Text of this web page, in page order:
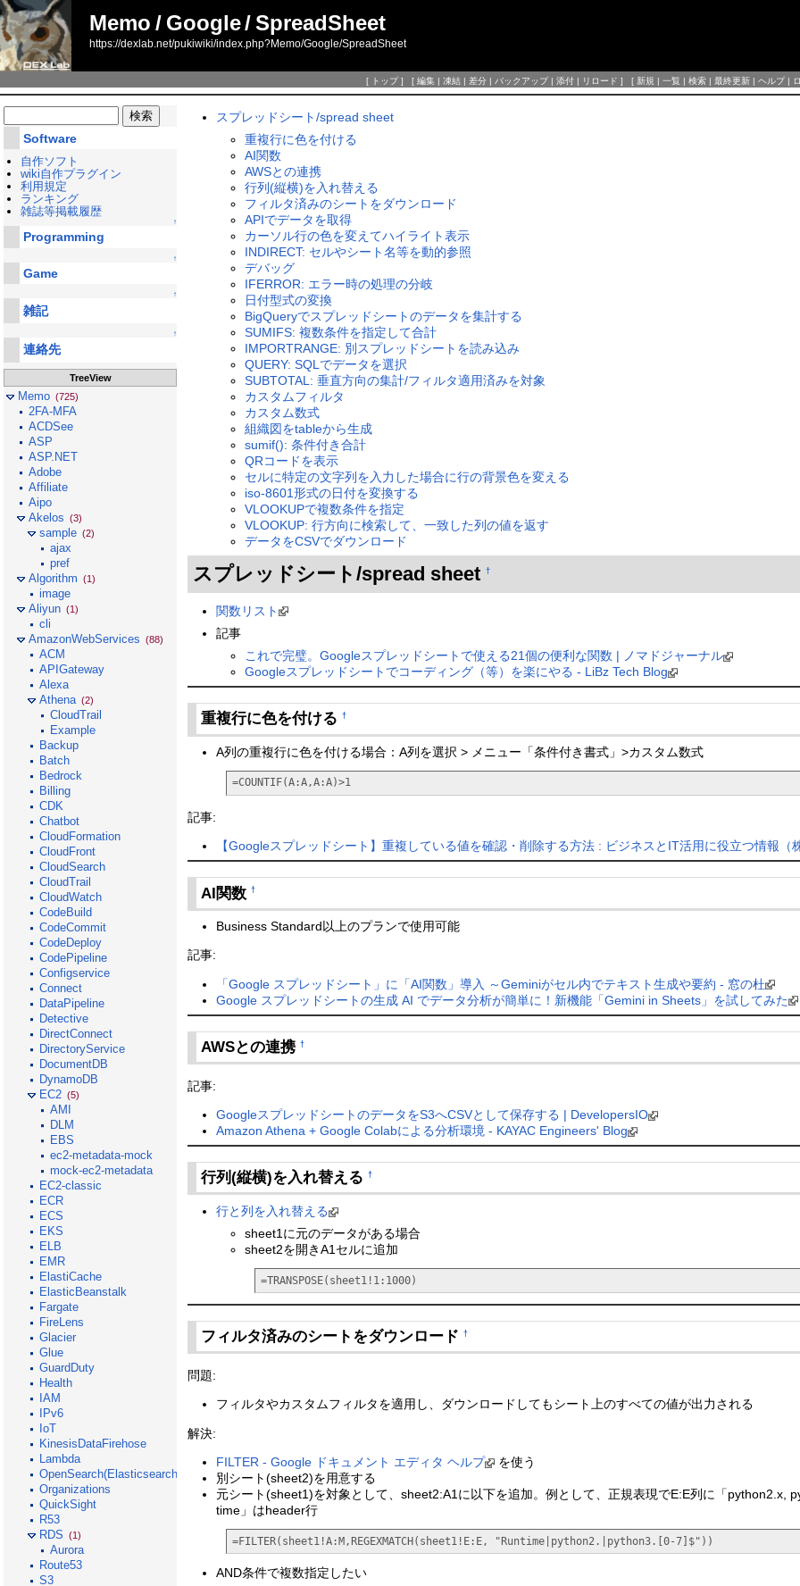
Memo / Google/SpreadSheet
https://dexlab.net/pukiwiki/index.php?Memo/Google/SpreadSheet
[ トップ] [ 編集 | 凍結 | 差分 | バックアップ| 添付 | リロード ] [ 新規 | 一覧 | 検索 | 最終更新 | ヘルプ|
スプレッドシート/spread sheet
重複行に色を付ける
AI関数
AWSとの連携
行列(縦横)を入れ替える
フィルタ済みのシートをダウンロード
APIでデータを取得
カーソル行の色を変えてハイライト表示
INDIRECT: セルやシート名等を動的参照
デバッグ
IFERROR: エラー時の処理の分岐
日付型式の変換
BigQueryでスプレッドシートのデータを集計する
SUMIFS: 複数条件を指定して合計
IMPORTRANGE: 別スプレッドシートを読み込み
QUERY: SQLでデータを選択
SUBTOTAL: 垂直方向の集計/フィルタ適用済みを対象
カスタムフィルタ
カスタム数式
組織図をtableから生成
sumif(): 条件付き合計
QRコードを表示
セルに特定の文字列を入力した場合に行の背景色を変える
iso-8601形式の日付を変換する
VLOOKUPで複数条件を指定
VLOOKUP: 行方向に検索して、一致した列の値を返す
データをCSVでダウンロード
スプレッドシート/spread sheet†
関数リスト
記事
これで完璧。Googleスプレッドシートで使える21個の便利な関数 | ノマドジャーナル
Googleスプレッドシートでコーディング（等）を楽にやる - LiBz Tech Blog
重複行に色を付ける †
A列の重複行に色を付ける場合：A列を選択 > メニュー「条件付き書式」>カスタム数式
=COUNTIF(A:A,A:A)>1
記事:
【Googleスプレッドシート】重複している値を確認・削除する方法 : ビジネスとIT活用に役立つ情報（
AI関数 †
Business Standard以上のプランで使用可能
記事:
「Google スプレッドシート」に「AI関数」導入 ～Geminiがセル内でテキスト生成や要約 - 窓の杜
Google スプレッドシートの生成 AI でデータ分析が簡単に！新機能「Gemini in Sheets」を試してみた
AWSとの連携 †
記事:
GoogleスプレッドシートのデータをS3へCSVとして保存する | DevelopersIO
Amazon Athena + Google Colabによる分析環境 - KAYAC Engineers' Blog
行列(縦横)を入れ替える †
行と列を入れ替える
sheet1に元のデータがある場合
sheet2を開きA1セルに追加
=TRANSPOSE(sheet1!1:1000)
フィルタ済みのシートをダウンロード †
問題:
フィルタやカスタムフィルタを適用し、ダウンロードしてもシート上のすべての値が出力される
解決:
FILTER - Google ドキュメント エディタ ヘルプ
を使う
別シート(sheet2)を用意する
元シート(sheet1)を対象として、sheet2:A1に以下を追加。例として、正規表現でE:E列に「python2.x,
time」はheader行
=FILTER(sheet1!A:M,REGEXMATCH(sheet1!E:E, "Runtime|python2.|python3.[0-7]$"))
AND条件で複数指定したい
Software
自作ソフト
wiki自作プラグイン
利用規定
ランキング
雑誌等掲載履歴
↑
Programming
↑
Game
↑
雑記
↑
連絡先
TreeView
Memo (725)
2FA-MFA
ACDSee
ASP
ASP.NET
Adobe
Affiliate
Aipo
Akelos (3)
sample (2)
ajax
pref
Algorithm (1)
image
Aliyun (1)
cli
AmazonWebServices (88)
ACM
APIGateway
Alexa
Athena (2)
CloudTrail
Example
Backup
Batch
Bedrock
Billing
CDK
Chatbot
CloudFormation
CloudFront
CloudSearch
CloudTrail
CloudWatch
CodeBuild
CodeCommit
CodeDeploy
CodePipeline
Configservice
Connect
DataPipeline
Detective
DirectConnect
DirectoryService
DocumentDB
DynamoDB
EC2 (5)
AMI
DLM
EBS
ec2-metadata-mock
mock-ec2-metadata
EC2-classic
ECR
ECS
EKS
ELB
EMR
ElastiCache
ElasticBeanstalk
Fargate
FireLens
Glacier
Glue
GuardDuty
Health
IAM
IPv6
IoT
KinesisDataFirehose
Lambda
OpenSearch(Elasticsearch)
Organizations
QuickSight
R53
RDS (1)
Aurora
Route53
S3